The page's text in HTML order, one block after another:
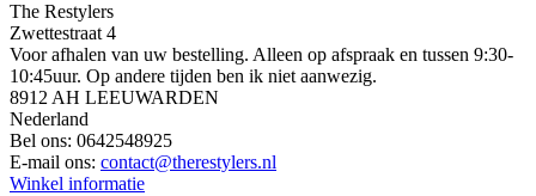
The Restylers
Zwettestraat 4
Voor afhalen van uw bestelling. Alleen op afspraak en tussen 9:30-
10:45uur. Op andere tijden ben ik niet aanwezig.
8912 AH LEEUWARDEN
Nederland
Bel ons: 0642548925
E-mail ons: contact@therestylers.nl
Winkel informatie